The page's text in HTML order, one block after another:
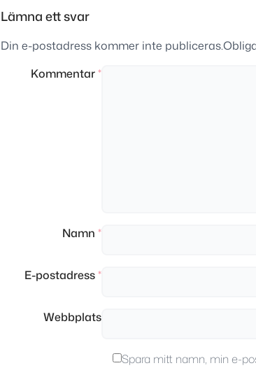
Lämna ett svar
Din e-postadress kommer inte publiceras.
Kommentar*
Namn *
E-postadress*
Webbplats
Spara mitt namn, min e-